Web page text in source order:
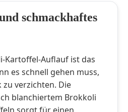
schmackhaftes
Kartoffel-Auflauf ist das
es schnell gehen muss,
zu verzichten. Die
blanchiertem Brokkoli